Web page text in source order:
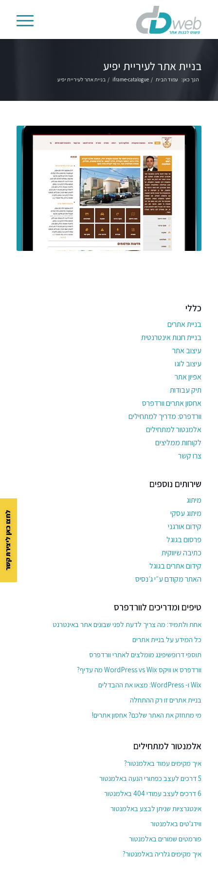
בניית אתר לעיריית יפיע
הנך כאן: עמוד הבית /
iframe-catalogue
/ בניית אתר לעיריית יפיע
כללי
בניית אתרים
בניית חנות אינטרנטית
עיצוב אתר
עיצוב לוגו
אפיון אתר
תיק עבודות
אחסון אתרים וורדפרס
וורדפרס: מדריך למתחילים
אלמנטור למתחילים
לקוחות ממליצים
צרו קשר
שירותים נוספים
מיתוג
מיתוג עסקי
קידום אורגני
פרסום בגוגל
כתיבה שיווקית
קידום אתרים בגוגל
האתר מקודם ע״י ג׳נסיס
טיפים ומדריכים לוורדפרס
אחת ולתמיד: מה צריך לדעת לפני שבונים אתר באינטרנט
כל המידע על בניית אתרים
תוספי דרופשיפינג מומלצים לאתרי וורדפרס
וורדפרס או וויקס WordPress vs Wix מה עדיף?
Wix ו- WordPress: מצאו את ההבדלים
בניית אתרים זו רק ההתחלה
מי מתחזק את האתר שלכם? אחסון אתרים!
אלמנטור למתחילים
איך מקימים עמוד באלמנטור?
5 דרכים לעצב כפתורי הנעה באלמנטור
6 דרכים לעצב עמודי 404 באלמנטור
אינטגרציות שניתן לבצע באלמנטור
ווידג'טים באלמנטור
פורמטים שמורים באלמנטור
איך מקימים גלריה באלמנטור?
לחצו כאן ליצירת קשר